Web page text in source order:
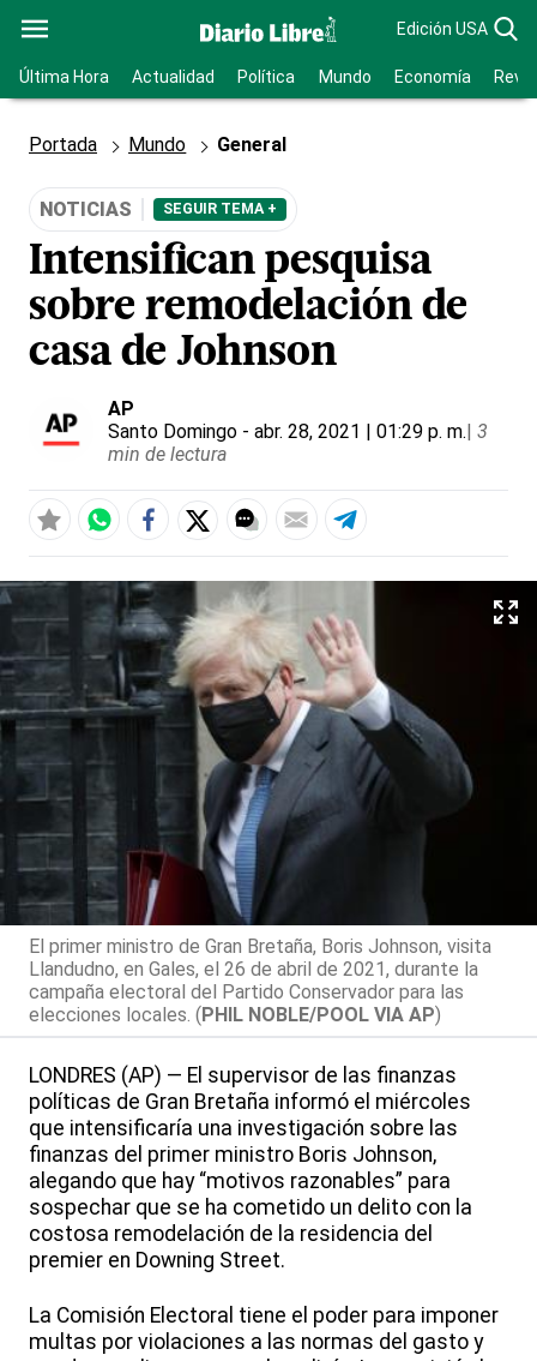
Edición USA
Última Hora Actualidad Política Mundo Economía
Portada Mundo General
NOTICIAS SEGUIR TEMA +
Intensifican pesquisa
sobre remodelación de
casa de Johnson
AP
Santo Domingo - abr. 28, 2021 | 01:29 p. m.| 3
min de lectura
El primer ministro de Gran Bretaña, Boris Johnson, visita
Llandudno, en Gales, el 26 de abril de 2021, durante la
campaña electoral del Partido Conservador para las
elecciones locales. (PHIL NOBLE/POOL VIA AP)
LONDRES (AP) — El supervisor de las finanzas
políticas de Gran Bretaña informó el miércoles
que intensificaría una investigación sobre las
finanzas del primer ministro Boris Johnson,
alegando que hay “motivos razonables” para
sospechar que se ha cometido un delito con la
costosa remodelación de la residencia del
premier en Downing Street.
La Comisión Electoral tiene el poder para imponer
multas por violaciones a las normas del gasto y